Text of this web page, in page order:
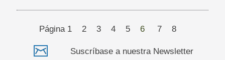
Página 1 2 3 4 5 6 7 8
Suscríbase a nuestra Newsletter